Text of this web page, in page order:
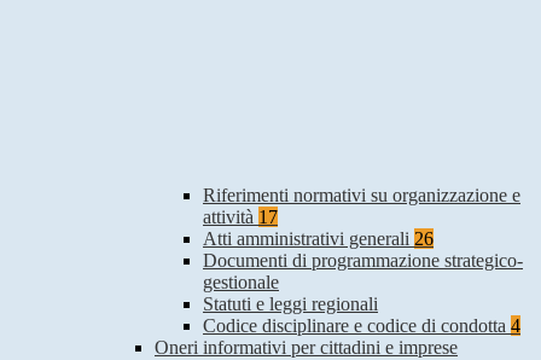
Riferimenti normativi su organizzazione e
attività 17
Atti amministrativi generali 26
Documenti di programmazione strategico-
gestionale
Statuti e leggi regionali
Codice disciplinare e codice di condotta 4
Oneri informativi per cittadini e imprese